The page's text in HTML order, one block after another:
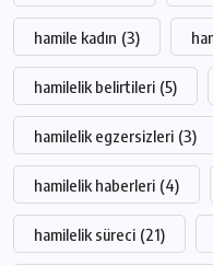
hamile kadın (3)
hamilelik belirtileri (5)
hamilelik egzersizleri (3)
hamilelik haberleri (4)
hamilelik süreci (21)